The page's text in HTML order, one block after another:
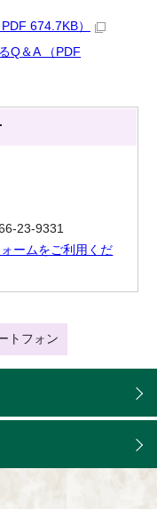
674.7KB）
Q＆A （PDF
23-9331
ームをご利用くだ
トフォン